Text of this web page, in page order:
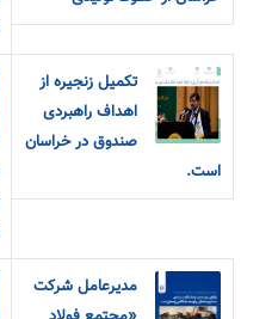
تکمیل زنجیره از
اهداف راهبردی
صندوق در خراسان
است.
مدیرعامل شرکت